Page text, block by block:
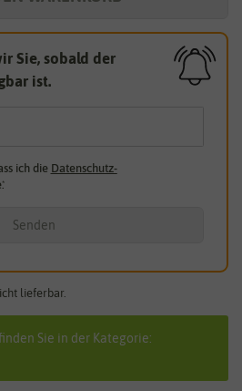
Sie, sobald der
ist.
ich die Daten­schutz­
*
Senden
lieferbar.
Sie in der Kategorie: